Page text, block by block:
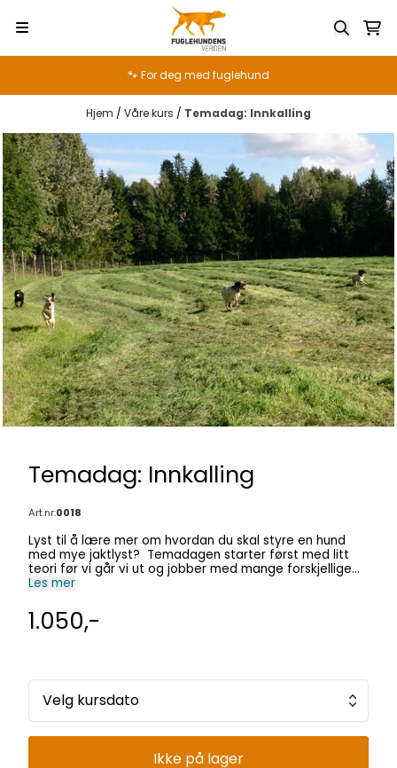
🐾 For deg med fuglehund
Hjem / Våre kurs / Temadag: Innkalling
Temadag: Innkalling
Art.nr:0018
Lyst til å lære mer om hvordan du skal styre en hund
med mye jaktlyst? Temadagen starter først med litt
teori før vi går vi ut og jobber med mange forskjellige
praktiske øvelser. Vi har et stort inngjerdet område.
får hyppige repetisjoner og god veiledning. Tidspunkt: kl
12.00 - 15.00 Sted: Kløfta For mer informasjon send en e-
får kursmateriell ved oppmøte.
Les mer
1.050,-
Velg kursdato
Ikke på lager